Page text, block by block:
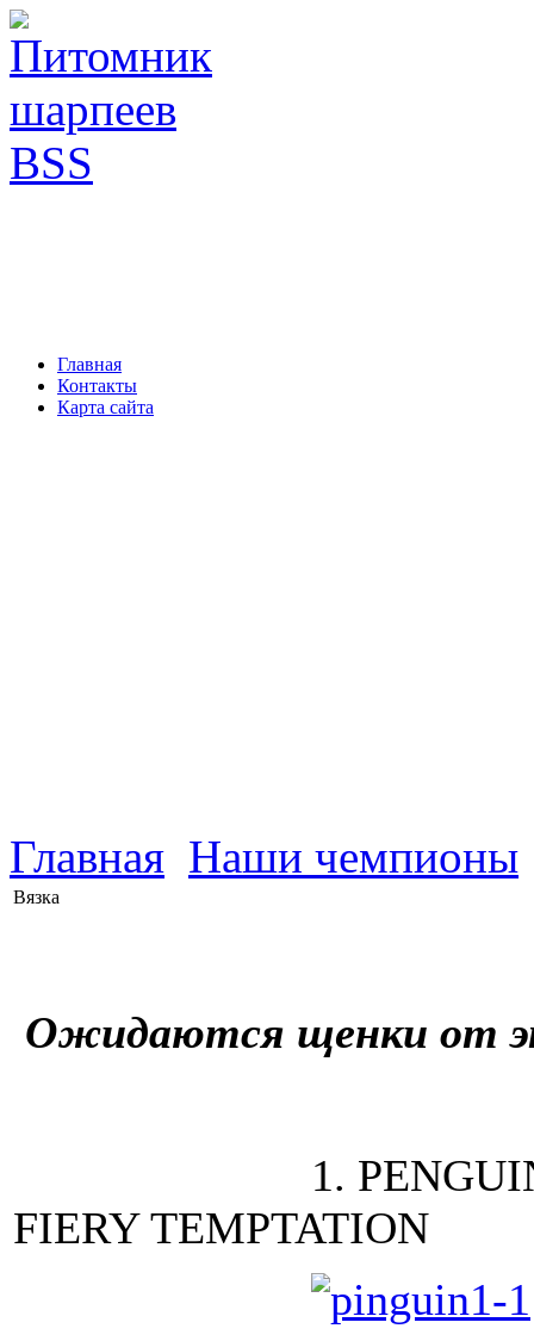
Главная
Контакты
Карта сайта
Главная Наши чемпионы
Вязка
Ожидаются щенки от
1.
FIERY TEMPTATION